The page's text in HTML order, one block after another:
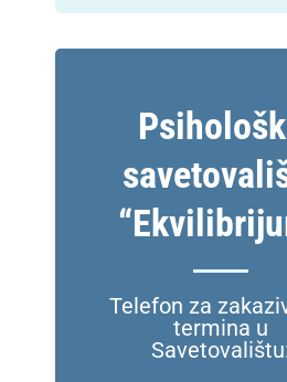
Telefon za
termina u